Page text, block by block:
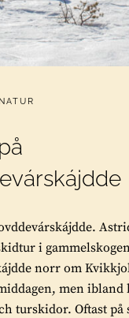
NATUR
i
norr om
men ibland
turskidor. Oftast på